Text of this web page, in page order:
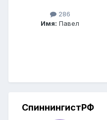
286
Имя: Павел
СпиннингистРФ